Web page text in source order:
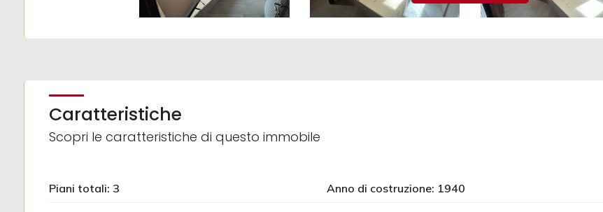
Caratteristiche
Scopri le caratteristiche di questo immobile
Piani totali: 3 Anno di costruzione: 1940